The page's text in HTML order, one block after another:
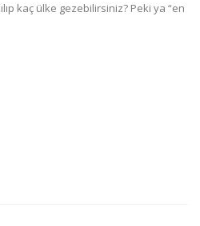
kaç ülke gezebilirsiniz? Peki ya “en